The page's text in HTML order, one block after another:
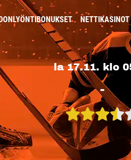
NETTIKASINOT
la 17.11. klo
-